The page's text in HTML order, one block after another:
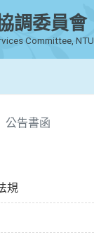
調委員會
Committee, NTU
公告書函
規